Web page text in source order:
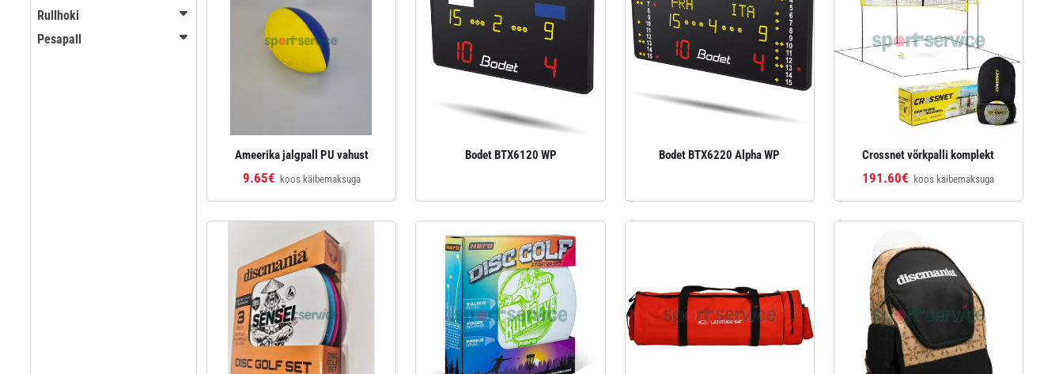
Rullhoki
Pesapall
Ameerika jalgpall PU vahust
9.65€ koos käibemaksuga
Bodet BTX6120 WP Bodet BTX6220 Alpha WP Crossnet võrkpalli komplekt
191.60€ koos käibemaksuga